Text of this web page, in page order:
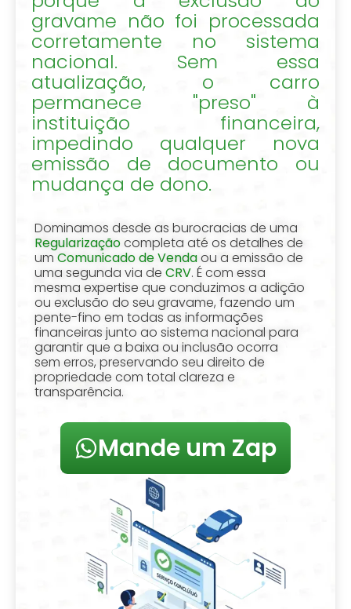
gravame não foi processada
corretamente no sistema
nacional. Sem essa
atualização, o carro
permanece "preso" à
instituição financeira,
impedindo qualquer nova
emissão de documento ou
mudança de dono.
Dominamos desde as burocracias de uma
Regularizaçãocompleta até os detalhes de
umComunicado de Vendaou a emissão de
uma segunda via deCRV. É com essa
mesma expertise que conduzimos a adição
ou exclusão do seu gravame, fazendo um
pente-fino em todas as informações
financeiras junto ao sistema nacional para
garantir que a baixa ou inclusão ocorra
sem erros, preservando seu direito de
propriedade com total clareza e
transparência.
Mande um Zap